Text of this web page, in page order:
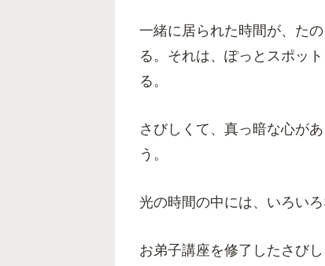
一緒に居られた時間が、た
る。それは、ぽっとスポッ
る。
さびしくて、真っ暗な心が
う。
光の時間の中には、いろい
お弟子講座を修了したさび